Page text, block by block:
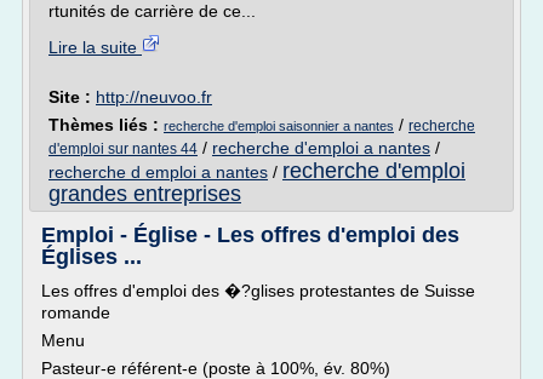
rtunités de carrière de ce...
Lire la suite
Site : http://neuvoo.fr
Thèmes liés : recherche d'emploi saisonnier a nantes / recherche
d'emploi sur nantes 44 / recherche d'emploi a nantes /
recherche d emploi a nantes / recherche d'emploi
grandes entreprises
Emploi - Église - Les offres d'emploi des
Églises ...
Les offres d'emploi des �?glises protestantes de Suisse
romande
Menu
Pasteur-e référent-e (poste à 100%, év. 80%)